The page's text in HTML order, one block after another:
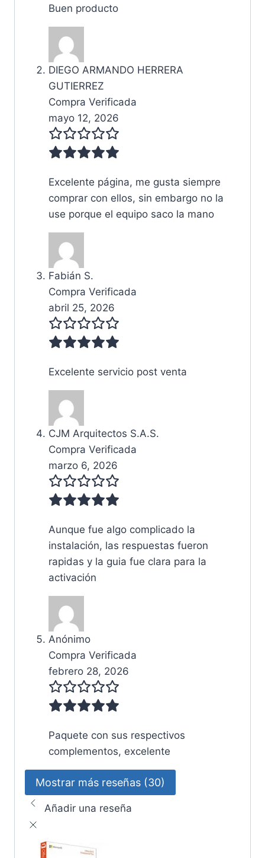
Buen producto
DIEGO ARMANDO HERRERA
GUTIERREZ
Compra Verificada
mayo 12, 2026
Excelente página, me gusta siempre
comprar con ellos, sin embargo no la
use porque el equipo saco la mano
Fabián S.
Compra Verificada
abril 25, 2026
Excelente servicio post venta
CJM Arquitectos S.A.S.
Compra Verificada
marzo 6, 2026
Aunque fue algo complicado la
instalación, las respuestas fueron
rapidas y la guia fue clara para la
activación
Anónimo
Compra Verificada
febrero 28, 2026
Paquete con sus respectivos
complementos, excelente
Mostrar más reseñas (30)
Añadir una reseña